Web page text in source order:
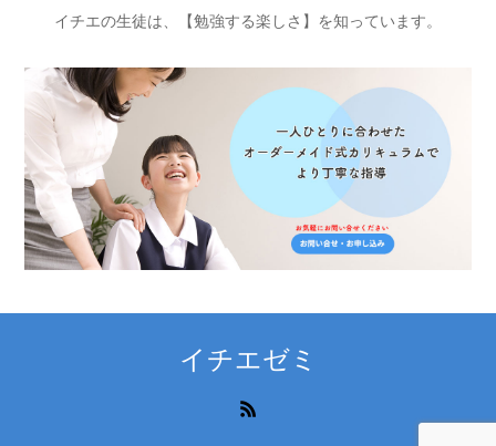
イチエの生徒は、【勉強する楽しさ】を知っています。
イチエゼミ